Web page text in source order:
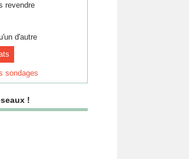
revendre
d'autre
sondages
!